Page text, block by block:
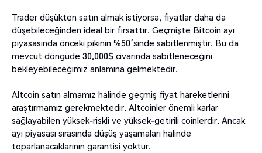
Trader düşükten satın almak istiyorsa, fiyatlar daha da
düşebileceğinden ideal bir fırsattır. Geçmişte Bitcoin ayı
piyasasında önceki pikinin %50’sinde sabitlenmiştir. Bu da
mevcut döngüde 30,000$ civarında sabitleneceğini
bekleyebileceğimiz anlamına gelmektedir.
Altcoin satın almamız halinde geçmiş fiyat hareketlerini
araştırmamız gerekmektedir. Altcoinler önemli karlar
sağlayabilen yüksek-riskli ve yüksek-getirili coinlerdir. Ancak
ayı piyasası sırasında düşüş yaşamaları halinde
toparlanacaklarının garantisi yoktur.